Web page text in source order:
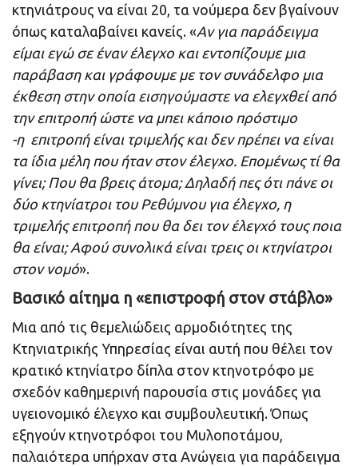
κτηνιάτρους να είναι 20, τα νούμερα δεν βγαίνουν
όπως καταλαβαίνει κανείς. «Αν για παράδειγμα
είμαι εγώ σε έναν έλεγχο και εντοπίζουμε μια
παράβαση και γράφουμε με τον συνάδελφο μια
έκθεση στην οποία εισηγούμαστε να ελεγχθεί από
την επιτροπή ώστε να μπει κάποιο πρόστιμο
-η επιτροπή είναι τριμελής και δεν πρέπει να είναι
τα ίδια μέλη που ήταν στον έλεγχο. Επομένως τί θα
γίνει; Που θα βρεις άτομα; Δηλαδή πες ότι πάνε οι
δύο κτηνίατροι του Ρεθύμνου για έλεγχο, η
τριμελής επιτροπή που θα δει τον έλεγχό τους ποια
θα είναι; Αφού συνολικά είναι τρεις οι κτηνίατροι
στον νομό».
Βασικό αίτημα η «επιστροφή στον στάβλο»
Μια από τις θεμελιώδεις αρμοδιότητες της
Κτηνιατρικής Υπηρεσίας είναι αυτή που θέλει τον
κρατικό κτηνίατρο δίπλα στον κτηνοτρόφο με
σχεδόν καθημερινή παρουσία στις μονάδες για
υγειονομικό έλεγχο και συμβουλευτική. Όπως
εξηγούν κτηνοτρόφοι του Μυλοποτάμου,
παλαιότερα υπήρχαν στα Ανώγεια για παράδειγμα